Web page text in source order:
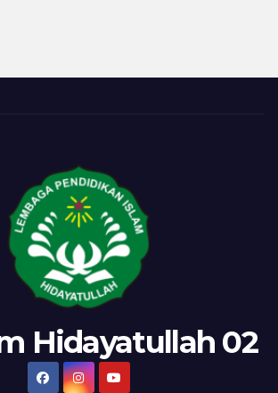
Hidayatullah 02